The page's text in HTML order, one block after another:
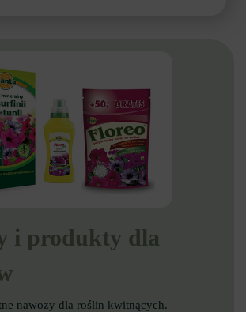
i produkty dla
nawozy dla roślin kwitnących.